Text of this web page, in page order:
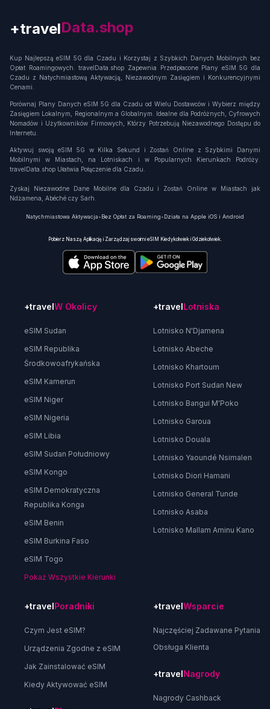
+travelConnection
Kup Najlepszą eSIM 5G dla Czadu i Korzystaj z Szybkich Danych Mobilnych bez
Opłat Roamingowych. travelData.shop Zapewnia Przedpłacone Plany eSIM 5G dla
Czadu z Natychmiastową Aktywacją, Niezawodnym Zasięgiem i Konkurencyjnymi
Cenami.
Porównaj Plany Danych eSIM 5G dla Czadu od Wielu Dostawców i Wybierz między
Zasięgiem Lokalnym, Regionalnym a Globalnym. Idealne dla Podróżnych, Cyfrowych
Nomadów i Użytkowników Firmowych, Którzy Potrzebują Niezawodnego Dostępu do
Internetu.
Aktywuj swoją eSIM 5G w Kilka Sekund i Zostań Online z Szybkimi Danymi
Mobilnymi w Miastach, na Lotniskach i w Popularnych Kierunkach Podróży.
travelData.shop Ułatwia Połączenie dla Czadu.
Zyskaj Niezawodne Dane Mobilne dla Czadu i Zostań Online w Miastach jak
Ndżamena, Abéché czy Sarh.
Natychmiastowa Aktywacja•Bez Opłat za Roaming•Działa na Apple iOS i Android
Pobierz Naszą Aplikację i Zarządzaj swoimi eSIM Kiedykolwiek i Gdziekolwiek.
+travelW Okolicy
eSIM Sudan
eSIM Republika
Środkowoafrykańska
eSIM Kamerun
eSIM Niger
eSIM Nigeria
eSIM Libia
eSIM Sudan Południowy
eSIM Kongo
eSIM Demokratyczna
Republika Konga
eSIM Benin
eSIM Burkina Faso
eSIM Togo
Pokaż Wszystkie Kierunki
+travelLotniska
Lotnisko N'Djamena
Lotnisko Abeche
Lotnisko Khartoum
Lotnisko Port Sudan New
Lotnisko Bangui M'Poko
Lotnisko Garoua
Lotnisko Douala
Lotnisko Yaoundé Nsimalen
Lotnisko Diori Hamani
Lotnisko General Tunde
Lotnisko Asaba
Lotnisko Mallam Aminu Kano
+travelPoradniki
Czym Jest eSIM?
Urządzenia Zgodne z eSIM
Jak Zainstalować eSIM
Kiedy Aktywować eSIM
+travelWsparcie
Najczęściej Zadawane Pytania
Obsługa Klienta
+travelNagrody
Nagrody Cashback